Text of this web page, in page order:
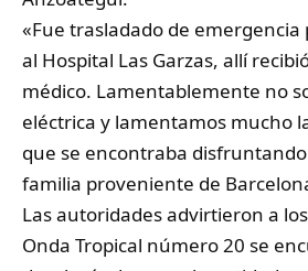
«Fue trasladado de emergencia
al Hospital Las Garzas, allí
médico. Lamentablemente no
eléctrica y lamentamos mucho
que se encontraba
familia proveniente de
Las autoridades advirtieron a
Onda Tropical número 20 se